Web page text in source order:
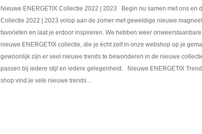
Nieuwe ENERGETIX Collectie 2022 | 2023 Begin nu samen met ons en
Collectie 2022 | 2023 volop aan de zomer met geweldige nieuwe
favorieten en laat je erdoor inspireren. We hebben weer
nieuwe ENERGETIX collectie, die je écht zelf in onze webshop op je
gewoonlijk zijn er veel nieuwe trends te bewonderen in de nieuwe
passen bij iedere stijl en iedere gelegenheid. Nieuwe ENERGETIX
shop vind je vele nieuwe trends...